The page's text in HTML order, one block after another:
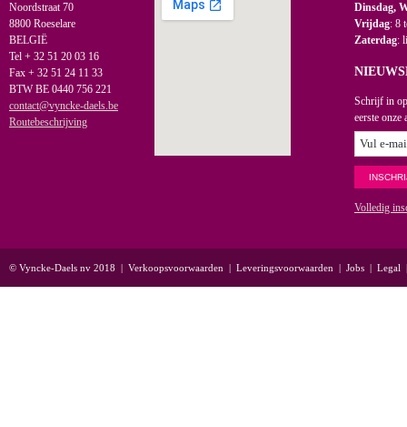
Noordstraat 70
8800 Roeselare
BELGIË
Tel + 32 51 20 03 16
Fax + 32 51 24 11 33
BTW BE 0440 756 221
contact@vyncke-daels.be
Routebeschrijving
Dinsdag,
Vrijdag: 8
Zaterdag:
Schrijf in
eerste onze
Volledig
© Vyncke-Daels nv 2018 | Verkoopsvoorwaarden | Leveringsvoorwaarden | Jobs | Legal